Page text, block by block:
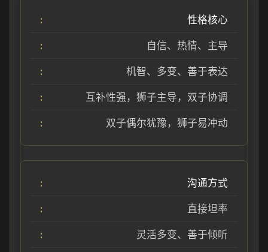
性格核心
自信、热情、主导
机智、多变、善于表达
互补性强，狮子主导，双子协调
双子偶尔犹豫，狮子易冲动
沟通方式
直接坦率
灵活多变、善于倾听